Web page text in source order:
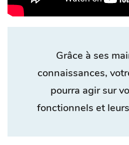
Grâce à ses
connaissances,
pourra agir sur
fonctionnels et